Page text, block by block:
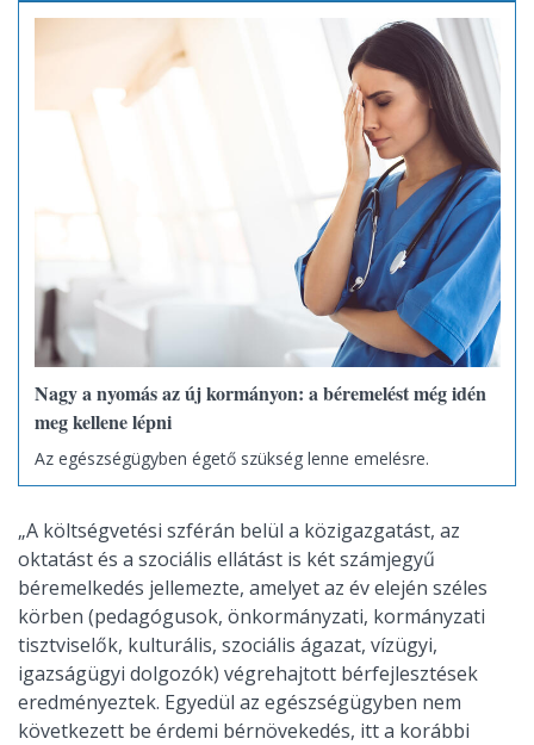
Nagy a nyomás az új kormányon: a béremelést még idén
meg kellene lépni
Az egészségügyben égető szükség lenne emelésre.
„A költségvetési szférán belül a közigazgatást, az
oktatást és a szociális ellátást is két számjegyű
béremelkedés jellemezte, amelyet az év elején széles
körben (pedagógusok, önkormányzati, kormányzati
tisztviselők, kulturális, szociális ágazat, vízügyi,
igazságügyi dolgozók) végrehajtott bérfejlesztések
eredményeztek. Egyedül az egészségügyben nem
következett be érdemi bérnövekedés, itt a korábbi